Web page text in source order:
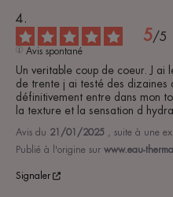
5/5
Avis spontané
Un veritable coup de coeur. J ai
de trente j ai testé des dizaines
définitivement entre dans mon
la texture et la sensation d
Avis du 21/01/2025 , suite à une
Publié à l'origine sur www.eau-
Signaler